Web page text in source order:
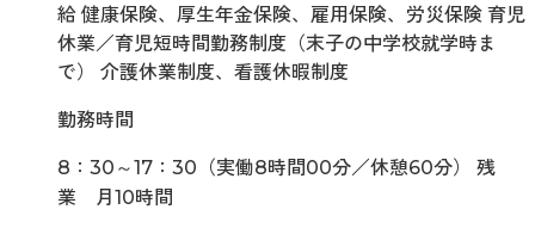
給 健康保険、厚生年金保険、雇用保険、労災保険 育児
休業／育児短時間勤務制度（末子の中学校就学時ま
で） 介護休業制度、看護休暇制度
勤務時間
8：30～17：30（実働8時間00分／休憩60分） 残
業 月10時間